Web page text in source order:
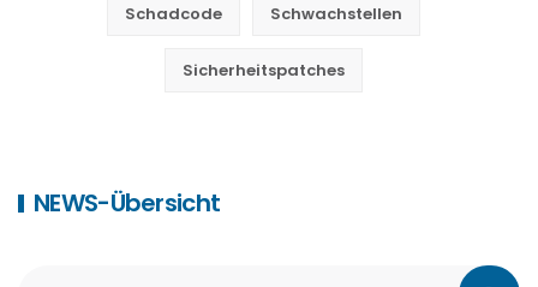
Schadcode Schwachstellen
Sicherheitspatches
NEWS-Übersicht